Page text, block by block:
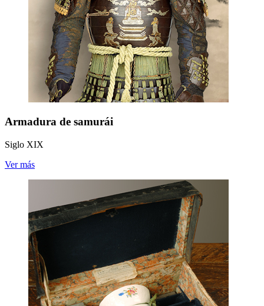
Armadura de samurái
Siglo XIX
Ver más